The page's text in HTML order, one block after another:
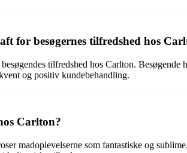
for besøgernes tilfredshed hos
tilfredshed hos Carlton.
og positiv kundebehandling.
Carlton?
madoplevelserne som fantastiske og